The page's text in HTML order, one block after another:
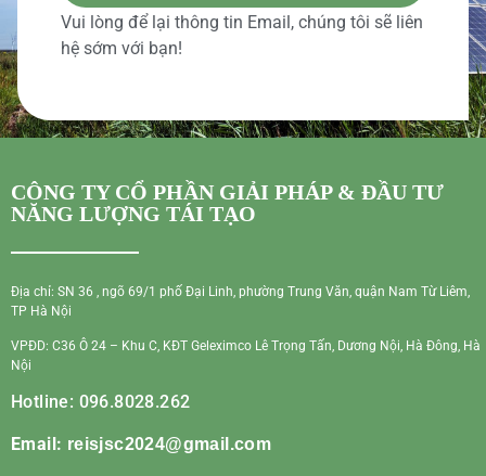
Vui lòng để lại thông tin Email, chúng tôi sẽ liên
hệ sớm với bạn!
CÔNG TY CỔ PHẦN GIẢI PHÁP & ĐẦU TƯ
NĂNG LƯỢNG TÁI TẠO
Địa chỉ: SN 36 , ngõ 69/1 phố Đại Linh, phường Trung Văn, quận Nam Từ Liêm,
TP Hà Nội
VPĐD: C36 Ô 24 – Khu C, KĐT Geleximco Lê Trọng Tấn, Dương Nội, Hà Đông, Hà
Nội
Hotline: 096.8028.262
Email: reisjsc2024@gmail.com